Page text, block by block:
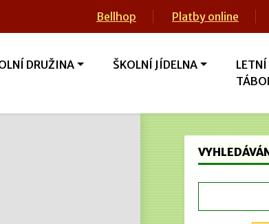
Bellhop Platby online
DRUŽINA ŠKOLNÍ JÍDELNA